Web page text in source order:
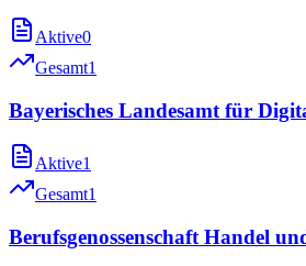
Aktive0
Gesamt1
Bayerisches Landesamt für
Aktive1
Gesamt1
Berufsgenossenschaft Handel